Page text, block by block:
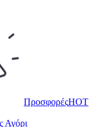
ΠροσφορέςHOT
Αγόρι